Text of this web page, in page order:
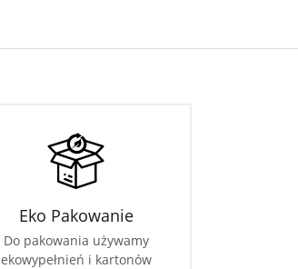
Eko Pakowanie
Do pakowania używamy
ekowypełnień i kartonów